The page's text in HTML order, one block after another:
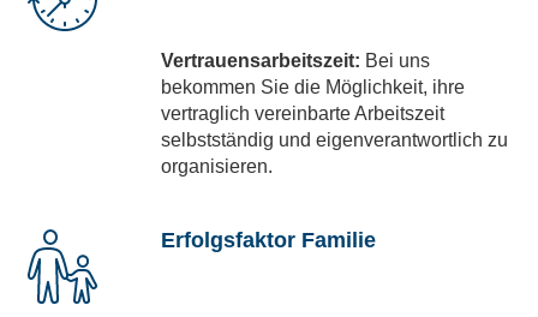
Vertrauensarbeitszeit: Bei uns
bekommen Sie die Möglichkeit, ihre
vertraglich vereinbarte Arbeitszeit
selbstständig und eigenverantwortlich zu
organisieren.
Erfolgsfaktor Familie